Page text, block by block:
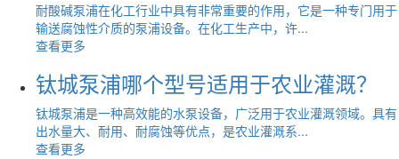
耐酸碱泵浦在化工行业中具有非常重要的作用，它是一种专门用于
输送腐蚀性介质的泵浦设备。在化工生产中，许...
查看更多
钛城泵浦哪个型号适用于农业灌溉？
钛城泵浦是一种高效能的水泵设备，广泛用于农业灌溉领域。具有
出水量大、耐用、耐腐蚀等优点，是农业灌溉系...
查看更多